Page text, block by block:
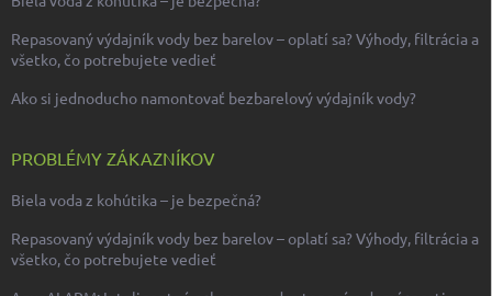
Repasovaný výdajník vody bez barelov – oplatí sa? Výhody, filtrácia a
všetko, čo potrebujete vedieť
Ako si jednoducho namontovať bezbarelový výdajník vody?
PROBLÉMY ZÁKAZNÍKOV
Biela voda z kohútika – je bezpečná?
Repasovaný výdajník vody bez barelov – oplatí sa? Výhody, filtrácia a
všetko, čo potrebujete vedieť